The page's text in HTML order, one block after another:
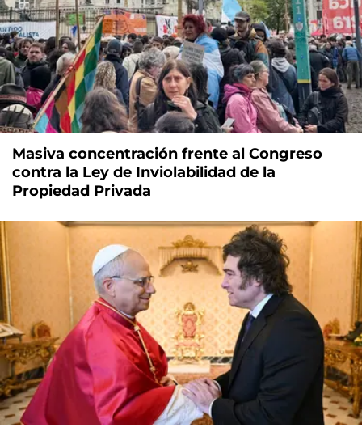
Masiva concentración frente al Congreso
contra la Ley de Inviolabilidad de la
Propiedad Privada